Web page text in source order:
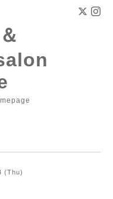
(Thu)